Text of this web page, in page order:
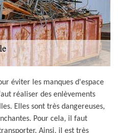
éviter les manques d'espace
réaliser des enlèvements
Elles sont très dangereuses,
Pour cela, il faut
Ainsi, il est très